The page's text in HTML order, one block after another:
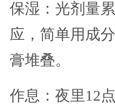
保湿：光剂量
应，简单用成
膏堆叠。
作息：夜里12